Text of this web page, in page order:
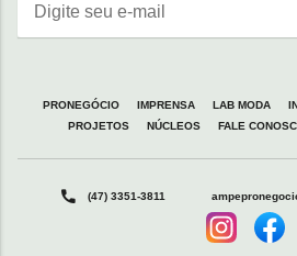
Digite seu e-mail
PRONEGÓCIO IMPRENSA LAB MODA
PROJETOS
NÚCLEOS FALE
(47) 3351-3811